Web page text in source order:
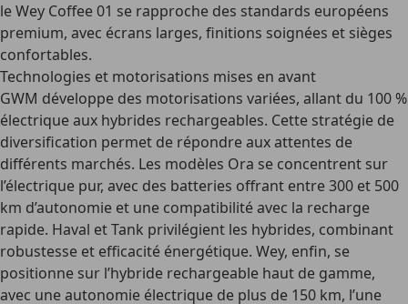
le Wey Coffee 01 se rapproche des standards européens
premium, avec écrans larges, finitions soignées et sièges
confortables.
Technologies et motorisations mises en avant
GWM développe des motorisations variées, allant du 100 %
électrique aux hybrides rechargeables. Cette stratégie de
diversification permet de répondre aux attentes de
différents marchés. Les modèles Ora se concentrent sur
l’électrique pur, avec des batteries offrant entre 300 et 500
km d’autonomie et une compatibilité avec la recharge
rapide. Haval et Tank privilégient les hybrides, combinant
robustesse et efficacité énergétique. Wey, enfin, se
positionne sur l’hybride rechargeable haut de gamme,
avec une autonomie électrique de plus de 150 km, l’une